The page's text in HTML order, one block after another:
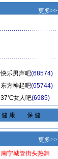
更多>>
快乐男声吧(68574)
东方神起吧(65744)
37℃女人吧(6985)
健 康 保 健